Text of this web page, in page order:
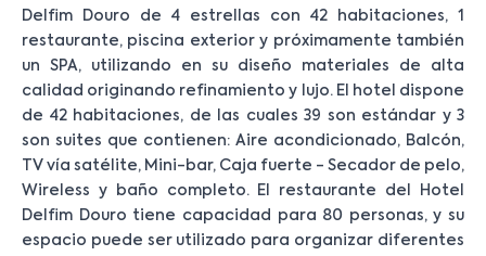
Delfim Douro de 4 estrellas con 42 habitaciones, 1
restaurante, piscina exterior y próximamente también
un SPA, utilizando en su diseño materiales de alta
calidad originando refinamiento y lujo. El hotel dispone
de 42 habitaciones, de las cuales 39 son estándar y 3
son suites que contienen: Aire acondicionado, Balcón,
TV vía satélite, Mini-bar, Caja fuerte - Secador de pelo,
Wireless y baño completo. El restaurante del Hotel
Delfim Douro tiene capacidad para 80 personas, y su
espacio puede ser utilizado para organizar diferentes